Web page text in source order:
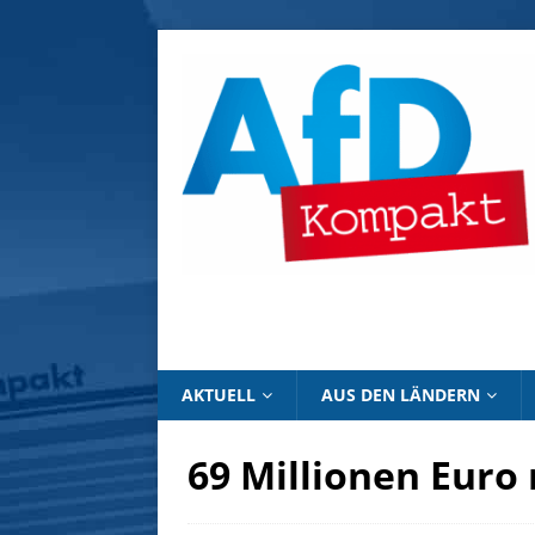
AKTUELL AUS DEN LÄNDERN
69 Millionen Euro